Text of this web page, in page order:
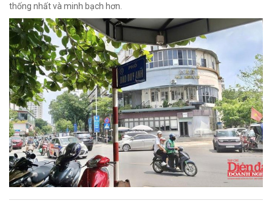
thống nhất và minh bạch hơn.